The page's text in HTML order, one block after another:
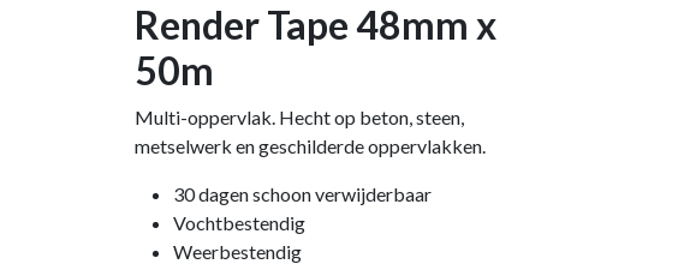
Render Tape 48mm x
50m
Multi-oppervlak. Hecht op beton, steen,
metselwerk en geschilderde oppervlakken.
30 dagen schoon verwijderbaar
Vochtbestendig
Weerbestendig